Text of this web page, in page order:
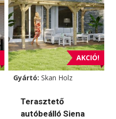
AKCIÓ!
Gyártó: Skan Holz
Terasztető
autóbeálló Siena